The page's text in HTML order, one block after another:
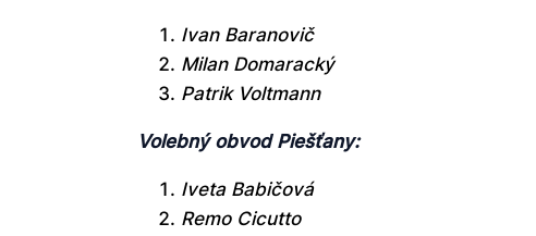
Ivan Baranovič
Milan Domaracký
Patrik Voltmann
Volebný obvod Piešťany:
Iveta Babičová
Remo Cicutto